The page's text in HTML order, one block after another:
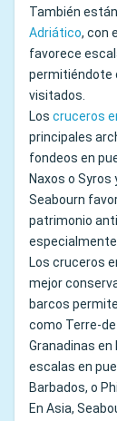
También
Adriático, con
favorece
permitiéndote
visitados.
Los cruceros
principales
fondeos en
Naxos o
Seabourn
patrimonio
Los cruceros
mejor
barcos
como Terre-
Granadinas en
escalas en
Barbados, o
En Asia,